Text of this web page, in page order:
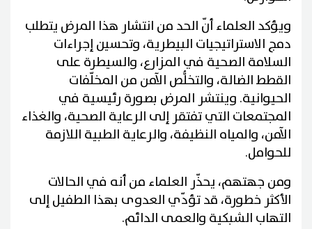
ويؤكد العلماء أنّ الحد من انتشار هذا المرض يتطلب
دمج الاستراتيجيات البيطرية، وتحسين إجراءات
السلامة الصحية في المزارع، والسيطرة على
القطط الضالة، والتخلُّص الآمن من المخلّفات
الحيوانية. وينتشر المرض بصورة رئيسية في
المجتمعات التي تفتقر إلى الرعاية الصحية، والغذاء
الآمن، والمياه النظيفة، والرعاية الطبية اللازمة
للحوامل.
ومن جهتهم، يحذّر العلماء من أنه في الحالات
الأكثر خطورة، قد تؤدّي العدوى بهذا الطفيل إلى
التهاب الشبكية والعمى الدائم.